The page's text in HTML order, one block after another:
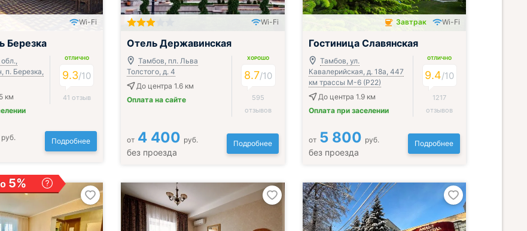
обед и ужин
Wi-Fi
Березка
п. Березка,
км
ОТЛИЧНО
9.3/10
41 отзыв
руб. Подробнее
Wi-Fi
Отель Державинская
Тамбов, пл. Льва
Толстого, д. 4
До центра 1.6 км
Оплата на сайте
ХОРОШО
8.7/10
595
отзывов
от 4 400 руб.
без проезда
Подробнее
Завтрак включён
Завтрак Wi-Fi
Гостиница Славянская
Тамбов, ул.
Кавалерийская, д. 18а, 447
км трассы М-6 (Р22)
До центра 1.9 км
Оплата при заселении
ОТЛИЧНО
9.4/10
1217
отзывов
от 5 800 руб.
без проезда
Подробнее
5%